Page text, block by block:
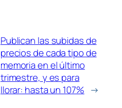
Publican las subidas de
precios de cada tipo de
memoria en el último
trimestre, y es para
llorar: hasta un 107% →